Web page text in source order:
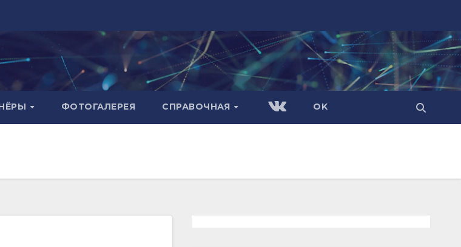
ФОТОГАЛЕРЕЯ СПРАВОЧНАЯ OK